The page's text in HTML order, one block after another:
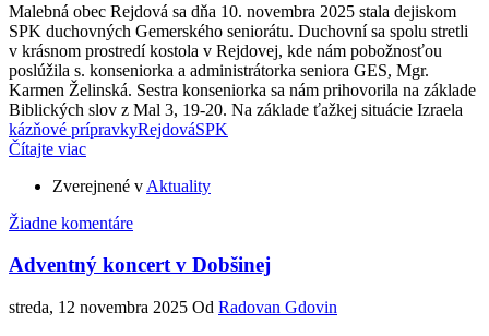
Malebná obec Rejdová sa dňa 10. novembra 2025 stala dejiskom
SPK duchovných Gemerského seniorátu. Duchovní sa spolu stretli
v krásnom prostredí kostola v Rejdovej, kde nám pobožnosťou
poslúžila s. konseniorka a administrátorka seniora GES, Mgr.
Karmen Želinská. Sestra konseniorka sa nám prihovorila na základe
Biblických slov z Mal 3, 19-20. Na základe ťažkej situácie Izraela
kázňové prípravkyRejdováSPK
Čítajte viac
Zverejnené v Aktuality
Žiadne komentáre
Adventný koncert v Dobšinej
streda, 12 novembra 2025 Od Radovan Gdovin